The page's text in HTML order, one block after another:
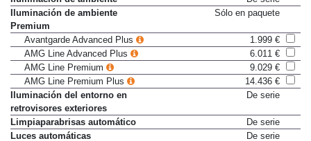
Iluminación de ambiente
De serie
Iluminación de ambiente
Premium
Avantgarde Advanced Plus
1.999 €
AMG Line Advanced Plus
6.011 €
AMG Line Premium
9.029 €
AMG Line Premium Plus
14.436 €
Iluminación del entorno en
retrovisores exteriores
Limpiaparabrisas automático
De serie